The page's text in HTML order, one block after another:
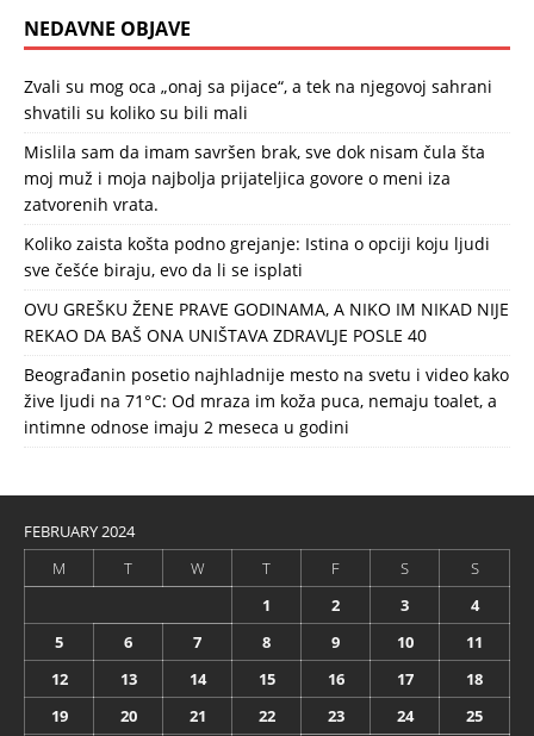
NEDAVNE OBJAVE
Zvali su mog oca „onaj sa pijace“, a tek na njegovoj sahrani
shvatili su koliko su bili mali
Mislila sam da imam savršen brak, sve dok nisam čula šta
moj muž i moja najbolja prijateljica govore o meni iza
zatvorenih vrata.
Koliko zaista košta podno grejanje: Istina o opciji koju ljudi
sve češće biraju, evo da li se isplati
OVU GREŠKU ŽENE PRAVE GODINAMA, A NIKO IM NIKAD NIJE
REKAO DA BAŠ ONA UNIŠTAVA ZDRAVLJE POSLE 40
Beograđanin posetio najhladnije mesto na svetu i video kako
žive ljudi na 71°C: Od mraza im koža puca, nemaju toalet, a
intimne odnose imaju 2 meseca u godini
FEBRUARY 2024
M
T W T F S
S
1
2 3
4
5
6 7 8 9 10
11
12
13 14 15 16 17
18
19
20 21 22 23 24 25